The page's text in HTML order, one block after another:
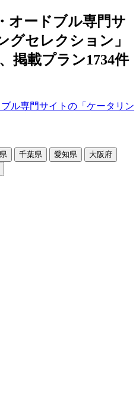
オードブル専門サ
グセレクション」
掲載プラン1734件
千葉県 愛知県
大阪府